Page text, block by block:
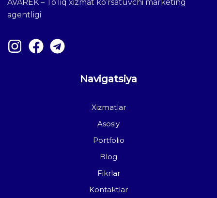
AVAREK – To’liq xizmat ko’rsatuvchi marketing
agentligi
Navigatsiya
Xizmatlar
Asosiy
Portfolio
Blog
Fikrlar
Kontaktlar